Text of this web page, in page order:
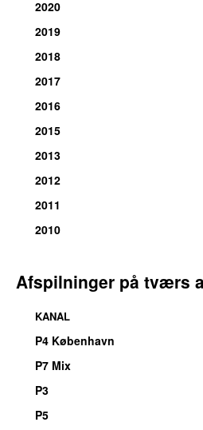
2020
2019
2018
2017
2016
2015
2013
2012
2011
2010
Afspilninger på tværs
KANAL
P4 København
P7 Mix
P3
P5